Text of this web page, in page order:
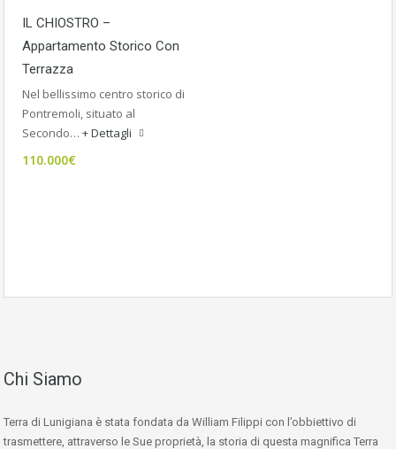
IL CHIOSTRO –
Appartamento Storico Con
Terrazza
Nel bellissimo centro storico di
Pontremoli, situato al
Secondo… + Dettagli
110.000€
Chi Siamo
Terra di Lunigiana è stata fondata da William Filippi con l’obbiettivo di
trasmettere, attraverso le Sue proprietà, la storia di questa magnifica Terra